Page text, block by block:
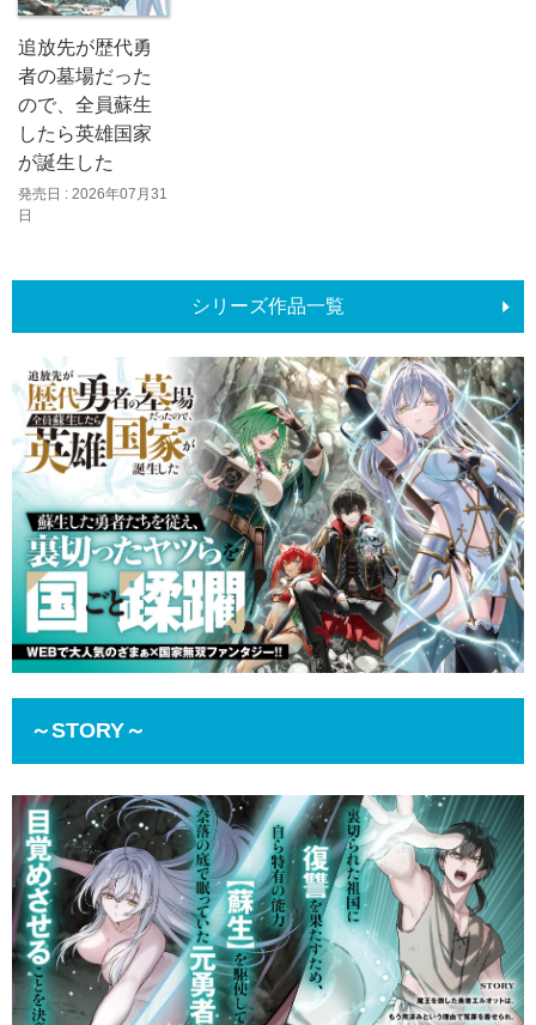
追放先が歴代勇
者の墓場だった
ので、全員蘇生
したら英雄国家
が誕生した
発売日 : 2026年07月31
日
シリーズ作品一覧
～STORY～